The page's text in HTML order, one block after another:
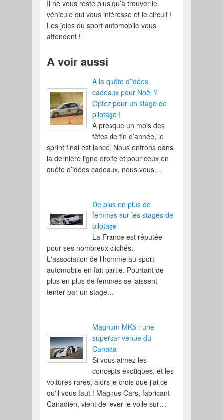
Il ne vous reste plus qu’à trouver le
véhicule qui vous intéresse et le circuit !
Les joies du sport automobile vous
attendent !
A voir aussi
A la quête d’idées
cadeaux pour Noël ?
Optez pour un stage de
pilotage !
A presque un mois des
fêtes de fin d’année, le
sprint final est lancé. Nous entrons dans
la dernière ligne droite et pour ceux en
quête d’idées cadeaux, nous vous…
De plus en plus de
femmes sur les stages de
pilotage
La France est réputée
pour ses nombreux clichés.
L'association de l'homme au sport
automobile en fait partie. Pourtant de
plus en plus de femmes se laissent
tenter par un stage…
Magnum MK5 : une
supercar venue du
Canada
Si vous aimez les
concepts exotiques, et les
voitures rares, alors je crois que j'ai ce
qu'il vous faut ! Magnus Cars, fabricant
Canadien, vient de lever le voile sur…